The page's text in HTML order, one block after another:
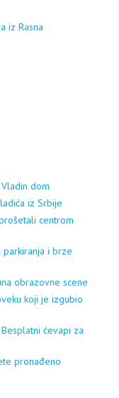
iz Rasna
dom
iz Srbije
centrom
parkiranja i brze
obrazovne scene
koji je izgubio
Besplatni ćevapi za
pronađeno